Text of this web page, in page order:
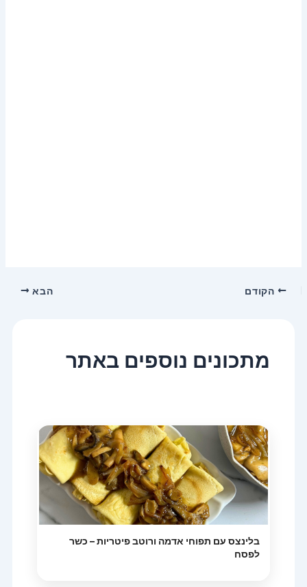
הקודם הבא
מתכונים נוספים באתר
בלינצס עם תפוחי אדמה ורוטב פיטריות – כשר
לפסח